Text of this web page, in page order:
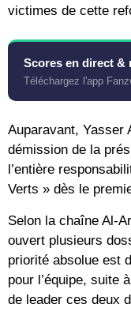
victimes de cette
Scores en direct &
Téléchargez l'app
Auparavant, Yasser
démission de la
l’entière
Verts » dès le
Selon la chaîne Al-
ouvert plusieurs
priorité absolue est
pour l’équipe, suite
de leader ces deux